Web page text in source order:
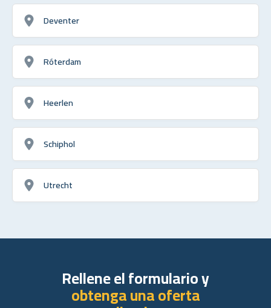
Deventer
Róterdam
Heerlen
Schiphol
Utrecht
Rellene el formulario y
obtenga una oferta